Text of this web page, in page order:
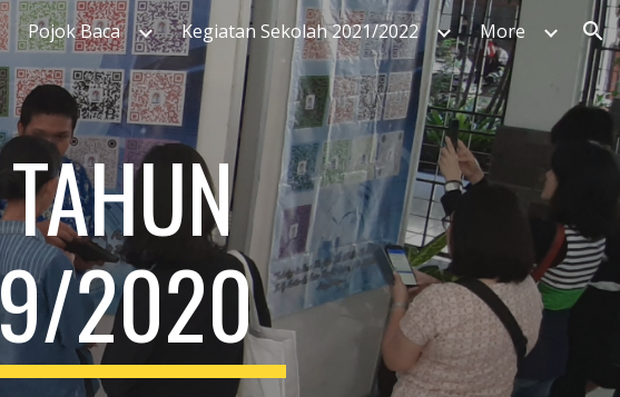
Skip to navigation
Pojok Baca Kegiatan Sekolah 2021/2022 More
2020